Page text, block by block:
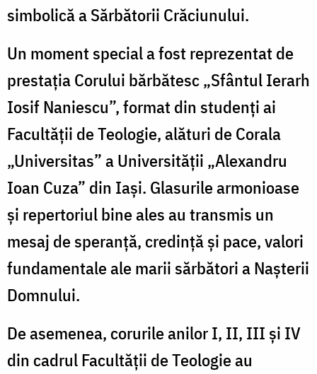
simbolică a Sărbătorii Crăciunului.
Un moment special a fost reprezentat de
prestația Corului bărbătesc „Sfântul Ierarh
Iosif Naniescu”, format din studenți ai
Facultății de Teologie, alături de Corala
„Universitas” a Universității „Alexandru
Ioan Cuza” din Iași. Glasurile armonioase
și repertoriul bine ales au transmis un
mesaj de speranță, credință și pace, valori
fundamentale ale marii sărbători a Nașterii
Domnului.
De asemenea, corurile anilor I, II, III și IV
din cadrul Facultății de Teologie au